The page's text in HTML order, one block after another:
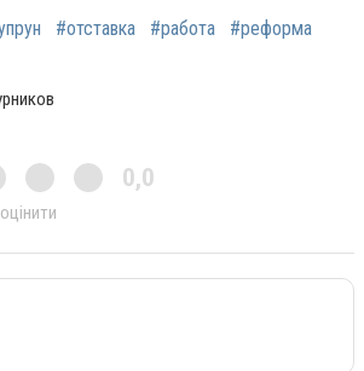
#отставка #работа #реформа
0,0